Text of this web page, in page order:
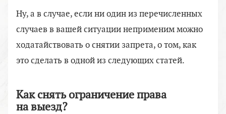
Ну, а в случае, если ни один из перечисленных
случаев в вашей ситуации неприменим можно
ходатайствовать о снятии запрета, о том, как
это сделать в одной из следующих статей.
Как снять ограничение права
на выезд?